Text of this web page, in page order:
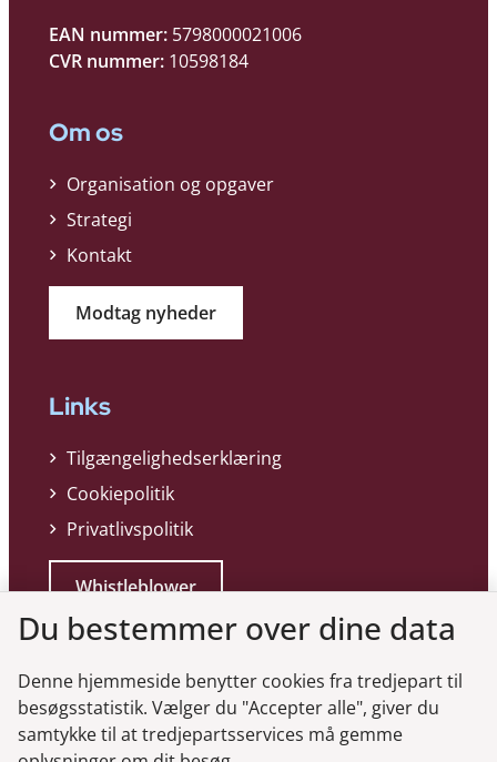
EAN nummer: 5798000021006
CVR nummer: 10598184
Om os
Organisation og opgaver
Strategi
Kontakt
Modtag nyheder
Links
Tilgængelighedserklæring
Cookiepolitik
Privatlivspolitik
Whistleblower
Du bestemmer over dine data
Denne hjemmeside benytter cookies fra tredjepart til
besøgsstatistik. Vælger du "Accepter alle", giver du
samtykke til at tredjepartsservices må gemme